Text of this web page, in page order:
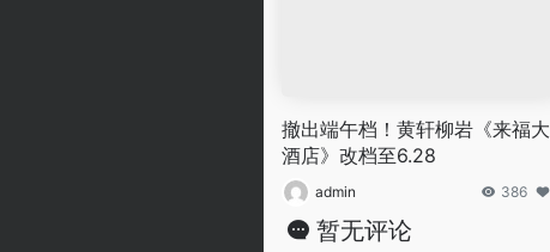
撤出端午档！黄轩柳岩《来福大
酒店》改档至6.28
admin 386
暂无评论